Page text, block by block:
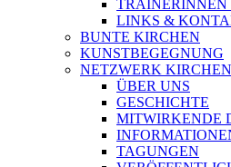
TRAINERINNEN
LINKS &
BUNTE KIRCHEN
KUNSTBEGEGNUNG
NETZWERK
ÜBER UNS
GESCHICHTE
MITWIRKENDE
TAGUNGEN